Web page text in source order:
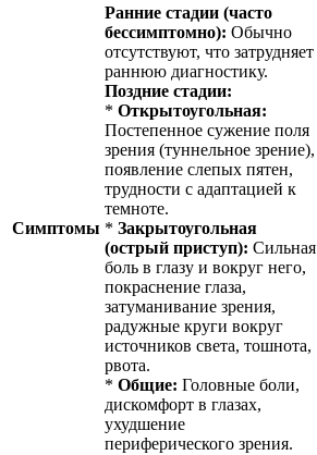
Симптомы
Ранние стадии (часто
бессимптомно): Обычно
отсутствуют, что затрудняет
раннюю диагностику.
Поздние стадии:
* Открытоугольная:
Постепенное сужение поля
зрения (туннельное зрение),
появление слепых пятен,
трудности с адаптацией к
темноте.
* Закрытоугольная
(острый приступ): Сильная
боль в глазу и вокруг него,
покраснение глаза,
затуманивание зрения,
радужные круги вокруг
источников света, тошнота,
рвота.
* Общие: Головные боли,
дискомфорт в глазах,
ухудшение
периферического зрения.